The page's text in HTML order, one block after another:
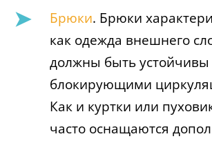
Брюки. Брюки
как одежда внешнего
должны быть устойчивы
блокирующими
Как и куртки или
часто оснащаются